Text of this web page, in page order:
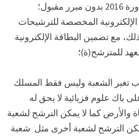
الإلكترونية المخصصة للترشيحات
مع تضمين البطاقة الإلكترونية
للمترشح(ة)؛
تغير الشعبة وليس فقط المسلك
باك علوم فزيائية لا يحق له
والأرض كما لا يمكن الترشح لشعبة
الترشح لشعبة أخرى مثل شعبة